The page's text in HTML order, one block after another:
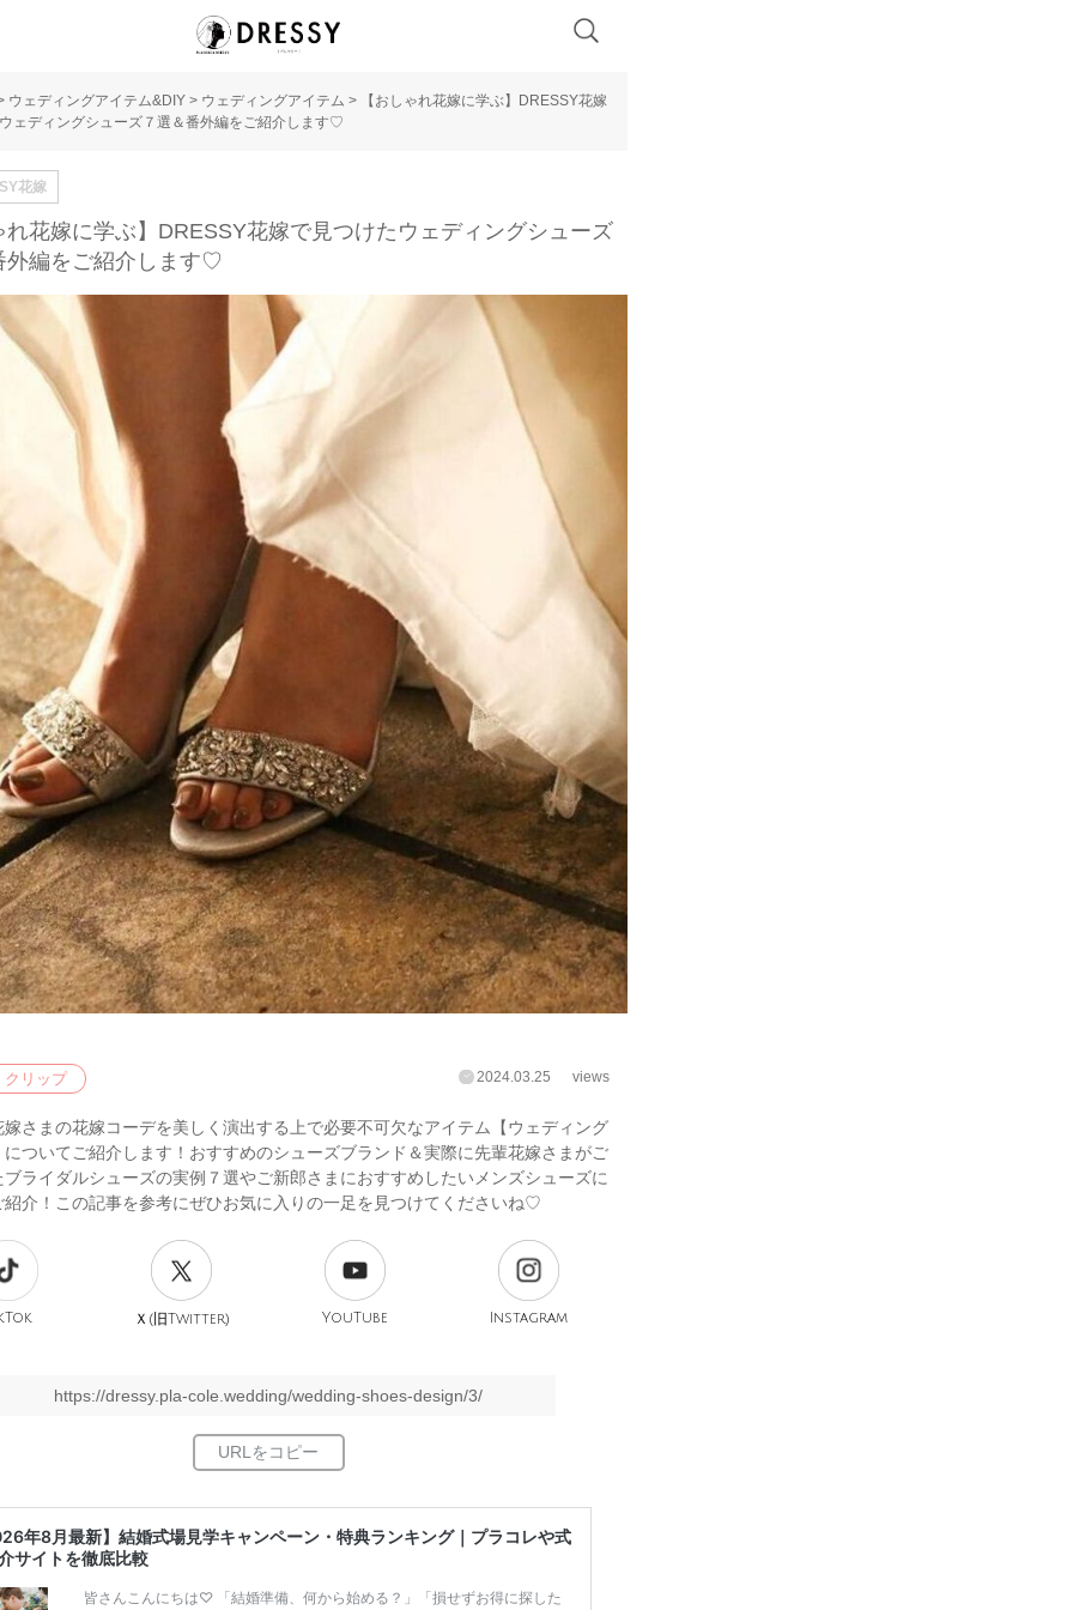
ウェディングアイテム&DIY > ウェディングアイテム >
【おしゃれ花嫁に学ぶ】DRESSY花嫁
ェディングシューズ７選＆番外編をご紹介します♡
花嫁
れ花嫁に学ぶ】DRESSY花嫁で見つけたウェディングシューズ
外編をご紹介します♡
クリップ 2024.03.25 views
嫁さまの花嫁コーデを美しく演出する上で必要不可欠なアイテム【ウェディング
についてご紹介します！おすすめのシューズブランド＆実際に先輩花嫁さまがご
ライダルシューズの実例７選やご新郎さまにおすすめしたいメンズシューズに
紹介！この記事を参考にぜひお気に入りの一足を見つけてくださいね♡
Ｘ(旧Twitter) YouTube Instagram
https://dressy.pla-cole.wedding/wedding-shoes-design/3/
年8月最新】結婚式場見学キャンペーン・特典ランキング｜プラコレや式
サイトを徹底比較
皆さんこんにちは♡ 「結婚準備、何から始める？」「損せずお得に探した